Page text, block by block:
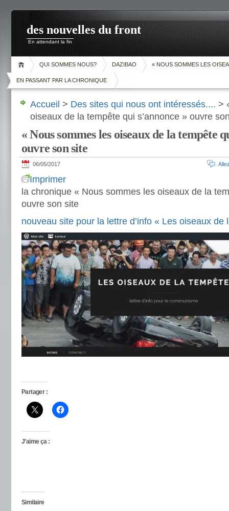
des nouvelles du front
En attendant la fin
QUI SOMMES NOUS? DAZIBAO « NOUS SOMMES LES
EN PASSANT PAR LA CHRONIQUE
Accueil > Des sites qui nous ont intéressés.... >
oiseaux de la tempête qui s’annonce » ouvre
« Nous sommes les oiseaux de la tempête
ouvre son site
06/05/2017
Imprimer
la chronique « Nous sommes les oiseaux de la
ouvre son site
nouveau site pour la lettre d’info « Les oiseaux de
Partager :
J’aime ça :
Similaire